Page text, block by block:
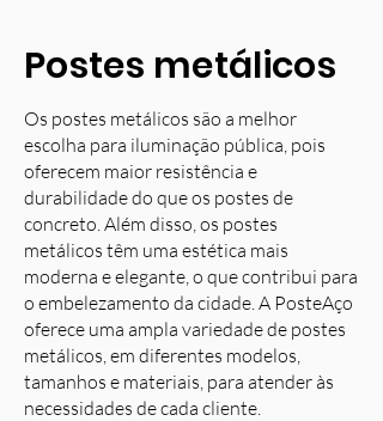
Postes metálicos
Os postes metálicos são a melhor
escolha para iluminação pública, pois
oferecem maior resistência e
durabilidade do que os postes de
concreto. Além disso, os postes
metálicos têm uma estética mais
moderna e elegante, o que contribui para
o embelezamento da cidade. A PosteAço
oferece uma ampla variedade de postes
metálicos, em diferentes modelos,
tamanhos e materiais, para atender às
necessidades de cada cliente.